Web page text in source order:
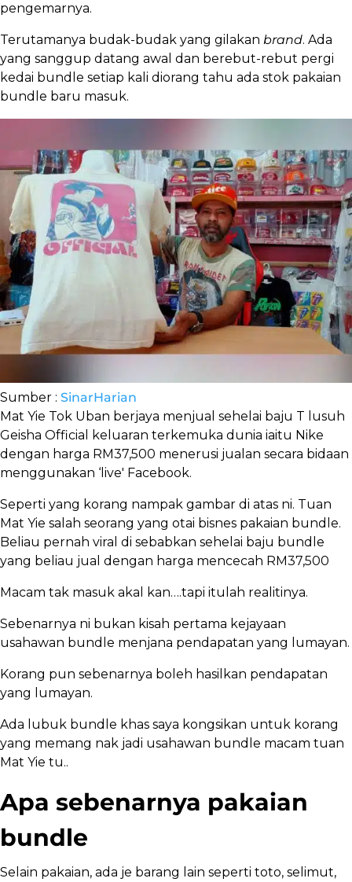
pengemarnya.
Terutamanya budak-budak yang gilakan brand. Ada
yang sanggup datang awal dan berebut-rebut pergi
kedai bundle setiap kali diorang tahu ada stok pakaian
bundle baru masuk.
Sumber : SinarHarian
Mat Yie Tok Uban berjaya menjual sehelai baju T lusuh
Geisha Official keluaran terkemuka dunia iaitu Nike
dengan harga RM37,500 menerusi jualan secara bidaan
menggunakan ‘live' Facebook.
Seperti yang korang nampak gambar di atas ni. Tuan
Mat Yie salah seorang yang otai bisnes pakaian bundle.
Beliau pernah viral di sebabkan sehelai baju bundle
yang beliau jual dengan harga mencecah RM37,500
Macam tak masuk akal kan….tapi itulah realitinya.
Sebenarnya ni bukan kisah pertama kejayaan
usahawan bundle menjana pendapatan yang lumayan.
Korang pun sebenarnya boleh hasilkan pendapatan
yang lumayan.
Ada lubuk bundle khas saya kongsikan untuk korang
yang memang nak jadi usahawan bundle macam tuan
Mat Yie tu..
Apa sebenarnya pakaian
bundle
Selain pakaian, ada je barang lain seperti toto, selimut,